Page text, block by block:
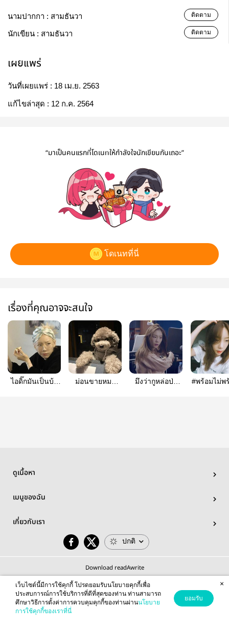
นามปากกา : สามธันวา ติดตาม
นักเขียน : สามธันวา ติดตาม
เผยแพร่
วันที่เผยแพร่ : 18 เม.ย. 2563
แก้ไขล่าสุด : 12 ก.ค. 2564
“มาเป็นคนแรกที่โดเนทให้กำลังใจนักเขียนกันเถอะ”
โดเนทที่นี่
เรื่องที่คุณอาจจะสนใจ
ไอดิ๊กมันเป็นบ้า
ม่อนขายหมา
มึงว่ากูหล่อป่ะ
#พร้อมไม่พ
ดูเนื้อหา
เมนูของฉัน
เกี่ยวกับเรา
ปกติ
Download readAwrite
© 2026 readAwrite.com by MEB Corporation Public Company Limited
This site is protected by reCAPTCHA and the Google
เว็บไซต์นี้มีการใช้คุกกี้ โปรดยอมรับนโยบายคุกกี้เพื่อ
ประสบการณ์การใช้บริการที่ดีที่สุดของท่าน ท่านสามารถ
ศึกษาวิธีการตั้งค่าการควบคุมคุกกี้ของท่านผ่านนโยบาย
การใช้คุกกี้ของเราที่นี่
ยอมรับ
×